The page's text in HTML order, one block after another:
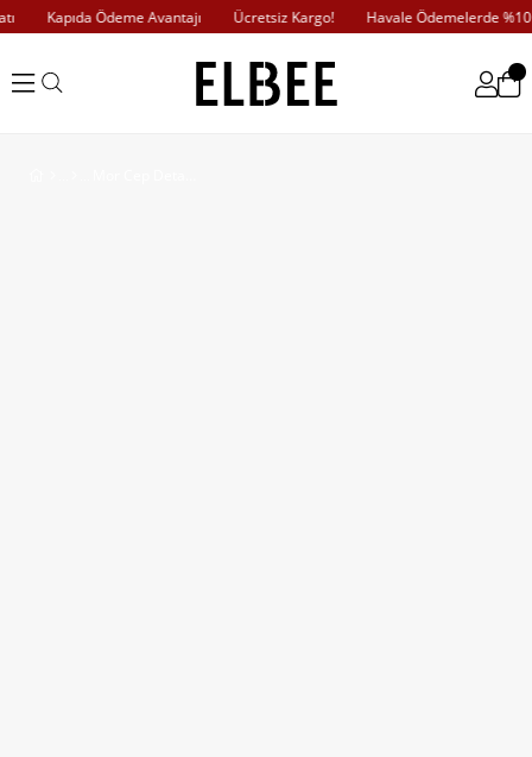
Kapıda Ödeme Avantajı Ücretsiz Kargo! Havale Ödemelerde %10